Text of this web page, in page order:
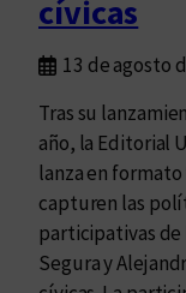
u
a
m
i
r
a
d
cívicas
13 de agosto
Tras su
año, la Editorial
lanza en
capturen las
participativas de
Segura y